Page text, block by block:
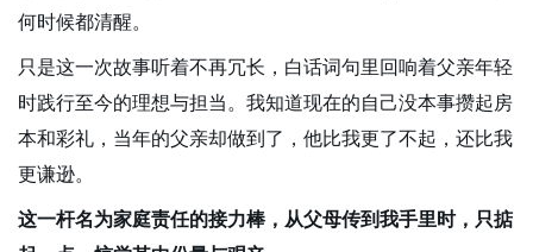
何时候都清醒。
只是这一次故事听着不再冗长，白话词句里回响着父亲年轻
时践行至今的理想与担当。我知道现在的自己没本事攒起房
本和彩礼，当年的父亲却做到了，他比我更了不起，还比我
更谦逊。
这一杆名为家庭责任的接力棒，从父母传到我手里时，只掂